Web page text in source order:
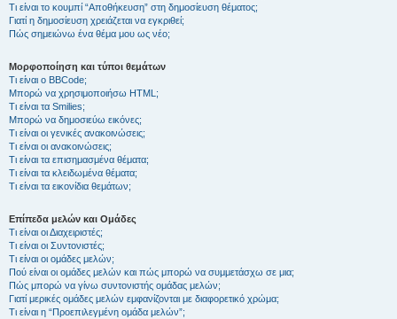
Τι είναι το κουμπί “Αποθήκευση” στη δημοσίευση θέματος;
Γιατί η δημοσίευση χρειάζεται να εγκριθεί;
Πώς σημειώνω ένα θέμα μου ως νέο;
Μορφοποίηση και τύποι θεμάτων
Τι είναι ο BBCode;
Μπορώ να χρησιμοποιήσω HTML;
Τι είναι τα Smilies;
Μπορώ να δημοσιεύω εικόνες;
Τι είναι οι γενικές ανακοινώσεις;
Τι είναι οι ανακοινώσεις;
Τι είναι τα επισημασμένα θέματα;
Τι είναι τα κλειδωμένα θέματα;
Τι είναι τα εικονίδια θεμάτων;
Επίπεδα μελών και Ομάδες
Τι είναι οι Διαχειριστές;
Τι είναι οι Συντονιστές;
Τι είναι οι ομάδες μελών;
Πού είναι οι ομάδες μελών και πώς μπορώ να συμμετάσχω σε μια;
Πώς μπορώ να γίνω συντονιστής ομάδας μελών;
Γιατί μερικές ομάδες μελών εμφανίζονται με διαφορετικό χρώμα;
Τι είναι η “Προεπιλεγμένη ομάδα μελών”;